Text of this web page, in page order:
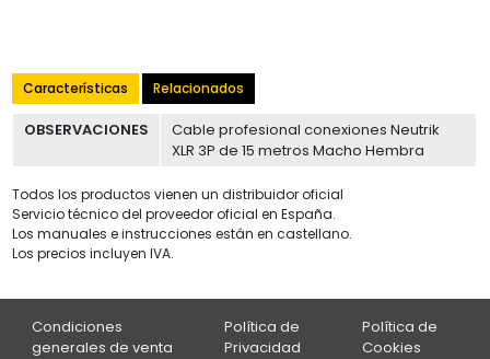
Características Relacionados
OBSERVACIONES
Cable profesional conexiones Neutrik
XLR 3P de 15 metros Macho Hembra
Todos los productos vienen un distribuidor oficial
Servicio técnico del proveedor oficial en España.
Los manuales e instrucciones están en castellano.
Los precios incluyen IVA.
Condiciones
generales de venta
Política de
Privacidad
Política de
Cookies